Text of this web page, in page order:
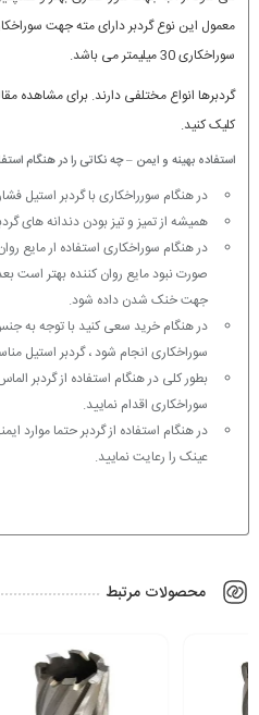
معمول این نوع گردبر دارای مته جهت
سوراخکاری 30 میلیمتر می باشد.
گردبرها انواع مختلفی دارند. برای مشاهده
کلیک کنید.
استفاده بهینه و ایمن – چه نکاتی را در هنگام
در هنگام سورراخکاری با گردبر استیل
همیشه از تمیز و تیز بودن دندانه های
در هنگام سوراخکاری استفاده ار مایع
جهت خنک شدن داده شود.
در هنگام خرید سعی کنید با توجه به
سوراخکاری انجام شود ، گردبر استیل
بطور کلی در هنگام استفاده از گردبر
سوراخکاری اقدام نمایید.
در هنگام استفاده از گردبر حتما
عینک را رعایت نمایید.
محصولات مرتبط